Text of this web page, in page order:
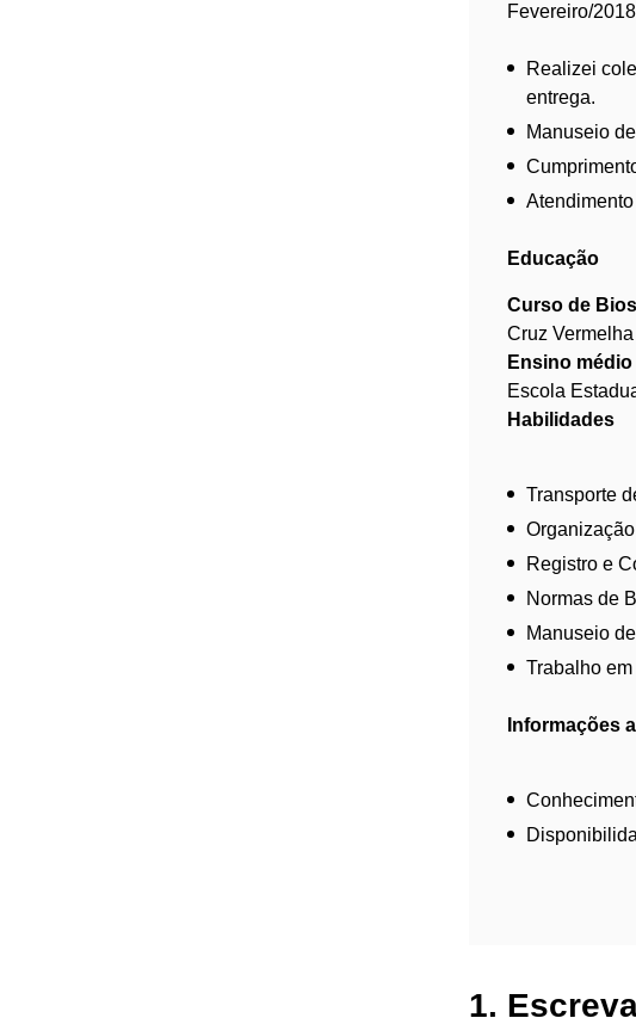
Fevereiro/
Realizei
entrega.
Manuseio
Educação
Curso de
Cruz
Ensino
Escola
Habilidades
Transporte
Registro e
Normas de
Manuseio
Trabalho
Informações
1.